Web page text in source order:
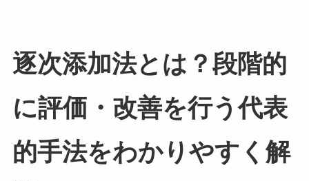
逐次添加法とは？段階的
に評価・改善を行う代表
的手法をわかりやすく解